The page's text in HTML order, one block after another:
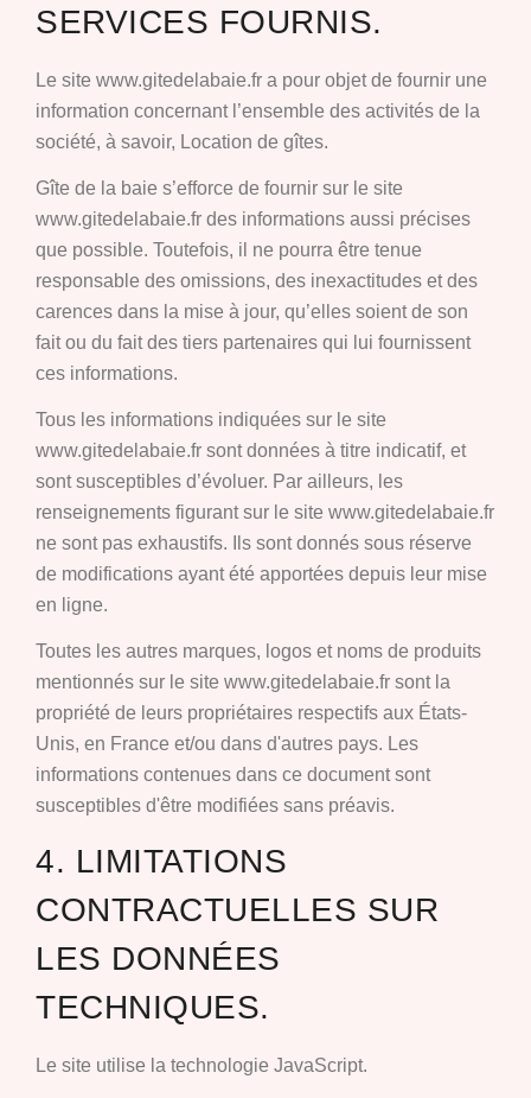
SERVICES FOURNIS.
Le site www.gitedelabaie.fr a pour objet de fournir une
information concernant l’ensemble des activités de la
société, à savoir, Location de gîtes.
Gîte de la baie s’efforce de fournir sur le site
www.gitedelabaie.fr des informations aussi précises
que possible. Toutefois, il ne pourra être tenue
responsable des omissions, des inexactitudes et des
carences dans la mise à jour, qu’elles soient de son
fait ou du fait des tiers partenaires qui lui fournissent
ces informations.
Tous les informations indiquées sur le site
www.gitedelabaie.fr sont données à titre indicatif, et
sont susceptibles d’évoluer. Par ailleurs, les
renseignements figurant sur le site www.gitedelabaie.fr
ne sont pas exhaustifs. Ils sont donnés sous réserve
de modifications ayant été apportées depuis leur mise
en ligne.
Toutes les autres marques, logos et noms de produits
mentionnés sur le site www.gitedelabaie.fr sont la
propriété de leurs propriétaires respectifs aux États-
Unis, en France et/ou dans d'autres pays. Les
informations contenues dans ce document sont
susceptibles d'être modifiées sans préavis.
4. LIMITATIONS
CONTRACTUELLES SUR
LES DONNÉES
TECHNIQUES.
Le site utilise la technologie JavaScript.